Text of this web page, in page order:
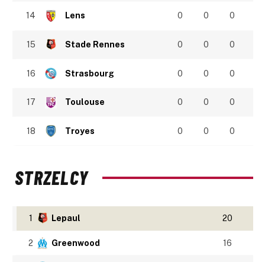
14 Lens 0 0 0
15 Stade Rennes 0 0 0
16 Strasbourg 0 0 0
17 Toulouse 0 0 0
18 Troyes 0 0 0
STRZELCY
1 Lepaul 20
2 Greenwood 16